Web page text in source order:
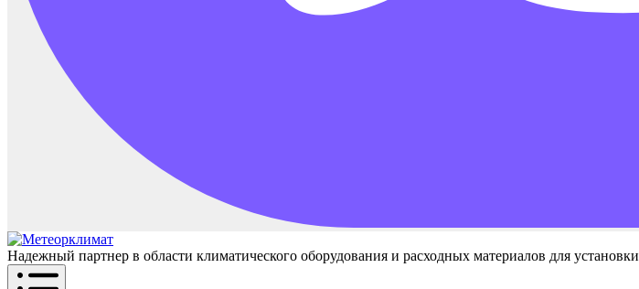
Надежный партнер в области климатического оборудования и расходных материалов для установки